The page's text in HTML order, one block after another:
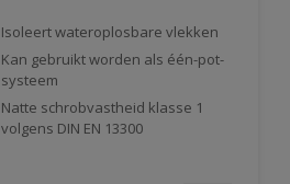
Isoleert wateroplosbare vlekken
Kan gebruikt worden als één-pot-
systeem
Natte schrobvastheid klasse 1
volgens DIN EN 13300